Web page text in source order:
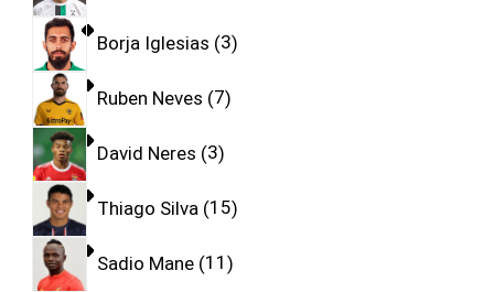
Borja Iglesias 3
Ruben Neves 7
David Neres 3
Thiago Silva 15
Sadio Mane 11